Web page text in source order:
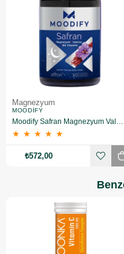
Magnezyum
MOODIFY
Moodify Safran Magnezyum Valerian B6 Vitamin 30 Kapsül
★ ★ ★ ★ ★
₺572,00